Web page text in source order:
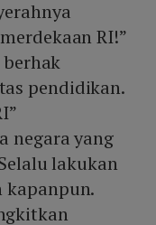
RI!”
berhak
pendidikan.
negara yang
lakukan
kapanpun.